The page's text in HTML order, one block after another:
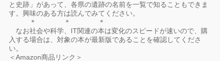
と史跡」があって、各県の遺跡の名前を一覧で知ることもできま
す。興味のある方は読んでみてください。
＊ ＊ ＊
なお社会や科学、IT関連の本は変化のスピードが速いので、購
入する場合は、対象の本が最新版であることを確認してくださ
い。
＜Amazon商品リンク＞